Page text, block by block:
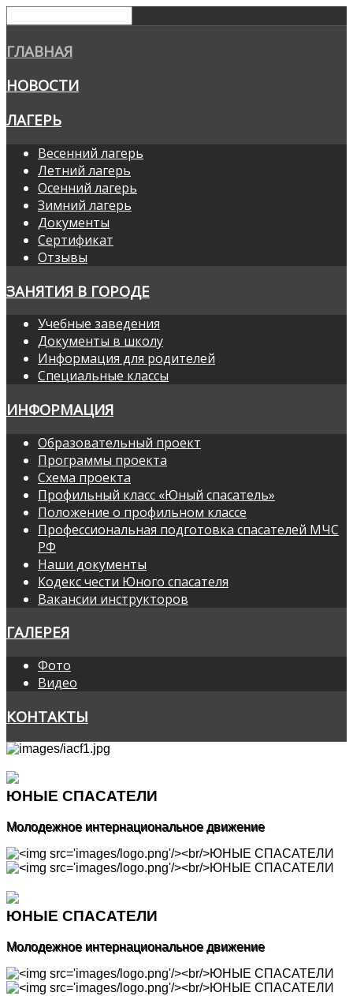
ГЛАВНАЯ
НОВОСТИ
ЛАГЕРЬ
Весенний лагерь
Летний лагерь
Осенний лагерь
Зимний лагерь
Документы
Сертификат
Отзывы
ЗАНЯТИЯ В ГОРОДЕ
Учебные заведения
Документы в школу
Информация для родителей
Специальные классы
ИНФОРМАЦИЯ
Образовательный проект
Программы проекта
Схема проекта
Профильный класс «Юный спасатель»
Положение о профильном классе
Профессиональная подготовка спасателей МЧС
РФ
Наши документы
Кодекс чести Юного спасателя
Вакансии инструкторов
ГАЛЕРЕЯ
Фото
Видео
КОНТАКТЫ
ЮНЫЕ СПАСАТЕЛИ
Молодежное интернациональное движение
ЮНЫЕ СПАСАТЕЛИ
Молодежное интернациональное движение